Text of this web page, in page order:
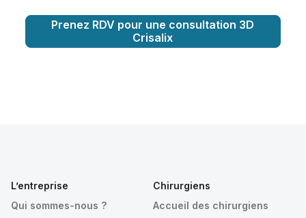
Prenez RDV pour une consultation 3D
Crisalix
L’entreprise
Qui sommes-nous ?
Chirurgiens
Accueil des chirurgiens